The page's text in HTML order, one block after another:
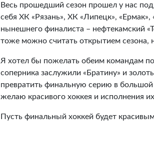
Весь прошедший сезон прошел у нас
себя ХК «Рязань», ХК «Липецк»,
нынешнего финалиста – нефтекамский
тоже можно считать открытием сезона,
Я хотел бы пожелать обеим командам
соперника заслужили «Братину» и
превратить финальную серию в
желаю красивого хоккея и исполнения
Пусть финальный хоккей будет